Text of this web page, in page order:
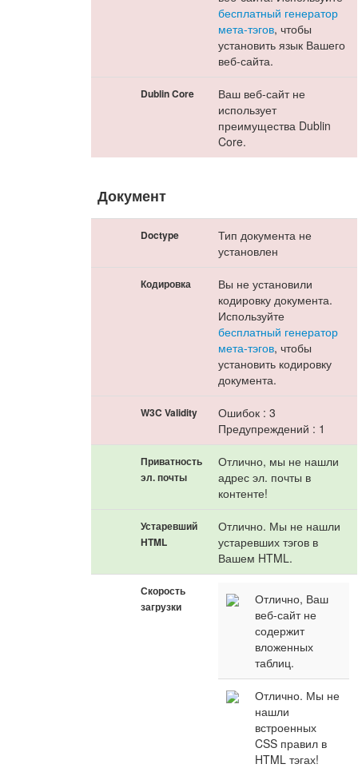
бесплатный генератор
мета-тэгов, чтобы
установить язык Вашего
веб-сайта.
Dublin Core
Ваш веб-сайт не
использует
преимущества Dublin
Core.
Документ
Doctype
Тип документа не
установлен
Кодировка
Вы не установили
кодировку документа.
Используйте
бесплатный генератор
мета-тэгов, чтобы
установить кодировку
документа.
W3C Validity
Ошибок : 3
Предупреждений : 1
Приватность
эл. почты
Отлично, мы не нашли
адрес эл. почты в
контенте!
Устаревший
HTML
Отлично. Мы не нашли
устаревших тэгов в
Вашем HTML.
Скорость
загрузки
Отлично, Ваш
веб-сайт не
содержит
вложенных
таблиц.
Отлично. Мы не
нашли
встроенных
CSS правил в
HTML тэгах!